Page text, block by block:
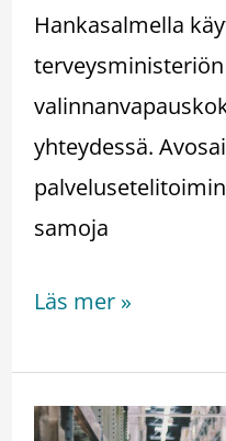
Hankasalmella
yhteydessä.
samoja
Läs mer »
Varastonhallintaan